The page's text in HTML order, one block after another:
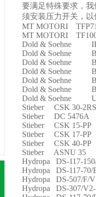
要满足特殊要求，
须安装压力开关，
MT MOTORI
MT MOTORI
Dold & Soehne
Dold & Soehne
Dold & Soehne
Dold & Soehne
Dold & Soehne
Dold & Soehne
Dold & Soehne
Stieber CSK 30-2RS
Stieber DC 5476A
Stieber CSK 15-PP
Stieber CSK 17-PP
Stieber CSK 40-PP
Stieber ASNU 35
Hydropa DS-117-
Hydropa DS-117-70/
Hydropa DS-507/F/
Hydropa DS-307/